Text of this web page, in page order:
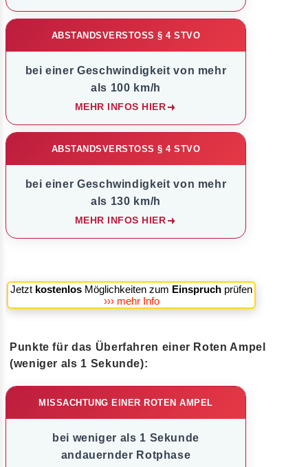
ABSTANDSVERSTOSS § 4 STVO
bei einer Geschwindigkeit von mehr
als 100 km/h
MEHR INFOS HIER
ABSTANDSVERSTOSS § 4 STVO
bei einer Geschwindigkeit von mehr
als 130 km/h
MEHR INFOS HIER
Jetzt kostenlos Möglichkeiten zum Einspruch prüfen
››› mehr Info
Punkte für das Überfahren einer Roten Ampel
(weniger als 1 Sekunde):
MISSACHTUNG EINER ROTEN AMPEL
bei weniger als 1 Sekunde
andauernder Rotphase